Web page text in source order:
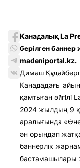
Канадалық La
берілген
madeniportal.kz.
Димаш
Канададағы
қамтыған әйгілі
2024 жылдың 9
аралығында
ән орындап
баннерлік
бастамашылары